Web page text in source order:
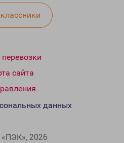
сайта
2026
данных